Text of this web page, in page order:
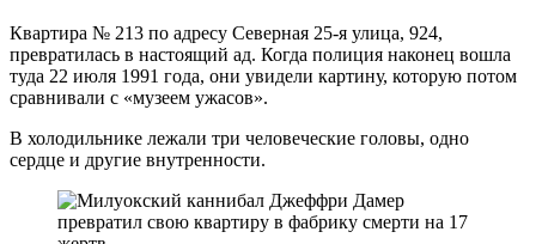
Квартира № 213 по адресу Северная 25-я улица, 924,
превратилась в настоящий ад. Когда полиция наконец вошла
туда 22 июля 1991 года, они увидели картину, которую потом
сравнивали с «музеем ужасов».
В холодильнике лежали три человеческие головы, одно
сердце и другие внутренности.